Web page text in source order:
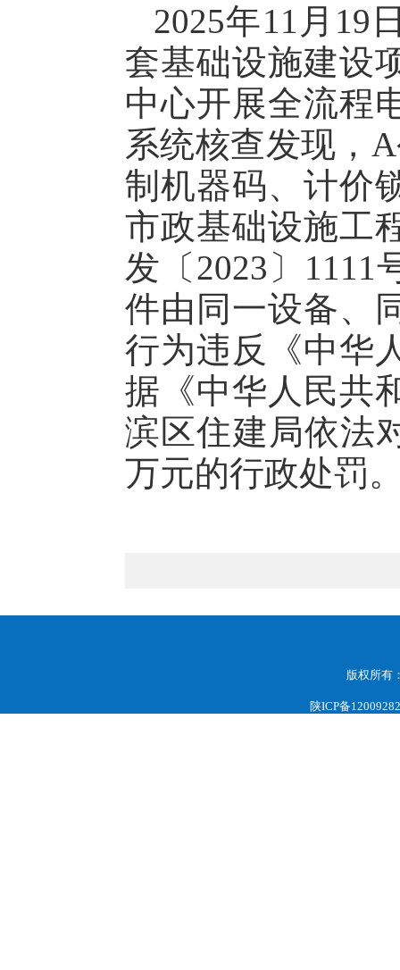
2025年11月19
套基础设施建设
中心开展全流程
系统核查发现，
制机器码、计价
市政基础设施工
发〔2023〕
件由同一设备、
行为违反《中华
据《中华人民共
滨区住建局依法
万元的行政处罚
版权所有
陕ICP备